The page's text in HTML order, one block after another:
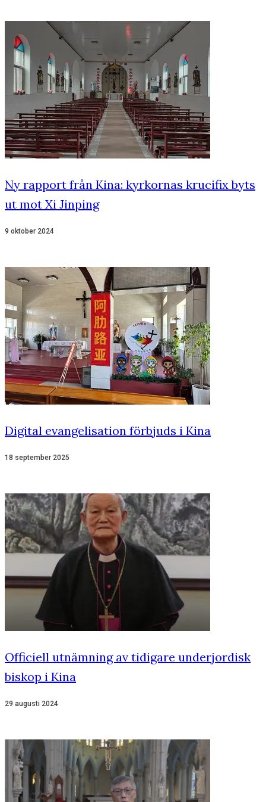
Ny rapport från Kina: kyrkornas krucifix byts
ut mot Xi Jinping
9 oktober 2024
Digital evangelisation förbjuds i Kina
18 september 2025
Officiell utnämning av tidigare underjordisk
biskop i Kina
29 augusti 2024